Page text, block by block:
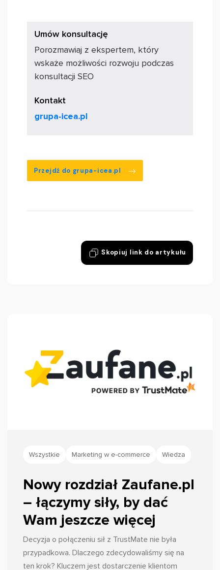
Umów konsultację
Porozmawiaj z ekspertem, który
wskaże możliwości rozwoju podczas
konsultacji SEO
Kontakt
grupa-icea.pl
Przejdź do grupa-icea.pl
Skopiuj link do artykułu
Wszystkie Marketing w e-commerce Wiedza
Nowy rozdział Zaufane.pl
– łączymy siły, by dać
Wam jeszcze więcej
Decyzja o połączeniu sił z TrustMate nie była
przypadkowa. Dlaczego zdecydowaliśmy się na
ten krok? Kluczem jest dostarczenie klientom